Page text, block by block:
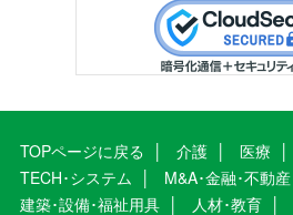
TOPページに戻る 介護 医療
TECH･システム
M&A･金融･不動産
建築･設備･福祉用具
人材･教育